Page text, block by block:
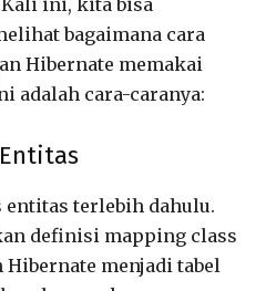
bagaimana cara
Hibernate memakai
adalah cara-caranya:
entitas terlebih dahulu.
definisi mapping class
menjadi tabel